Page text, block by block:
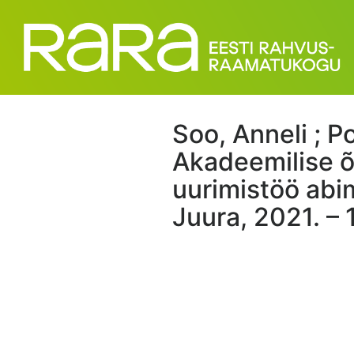
Soo, Anneli ;
Akadeemilise
uurimistöö
Juura, 2021. –